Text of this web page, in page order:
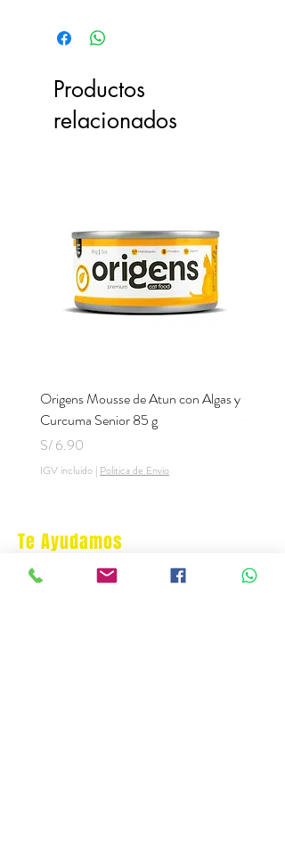
Productos
relacionados
Origens Mousse de Atun con Algas y
Curcuma Senior 85 g
Precio
S/ 6.90
IGV incluido | Politica de Envio
Te Ayudamos
Nosotros